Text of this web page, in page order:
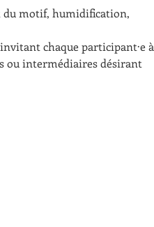
du motif, humidification,
chaque participant·e à
ou intermédiaires désirant